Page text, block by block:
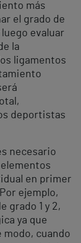
más
el grado de
evaluar
la
ligamentos
deportistas
necesario
en primer
ejemplo,
grado 1 y 2,
ya que
cuando